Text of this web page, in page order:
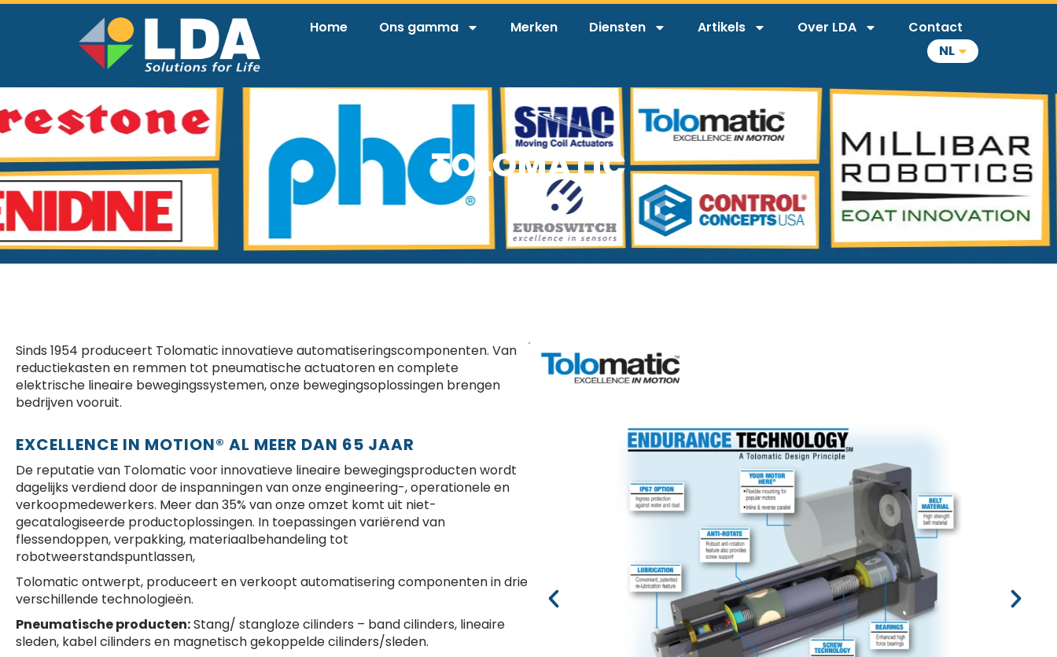
Home Ons gamma Merken Diensten Artikels Over LDA
Contact
NL
TOLOMATIC
Sinds 1954 produceert Tolomatic innovatieve automatiseringscomponenten. Van
reductiekasten en remmen tot pneumatische actuatoren en complete
elektrische lineaire bewegingssystemen, onze bewegingsoplossingen brengen
bedrijven vooruit.
EXCELLENCE IN MOTION® AL MEER DAN 65 JAAR
De reputatie van Tolomatic voor innovatieve lineaire bewegingsproducten wordt
dagelijks verdiend door de inspanningen van onze engineering-, operationele en
verkoopmedewerkers. Meer dan 35% van onze omzet komt uit niet-
gecatalogiseerde productoplossingen. In toepassingen variërend van
flessendoppen, verpakking, materiaalbehandeling tot
robotweerstandspuntlassen,
Tolomatic ontwerpt, produceert en verkoopt automatisering componenten in drie
verschillende technologieën.
Pneumatische producten:Stang/ stangloze cilinders – band cilinders, lineaire
sleden, kabel cilinders en magnetisch gekoppelde cilinders/sleden.